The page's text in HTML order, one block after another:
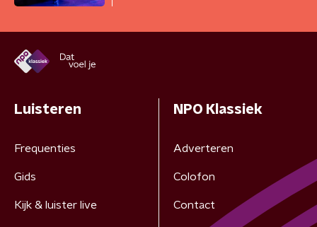
Luisteren
Frequenties
Gids
Kijk & luister live
NPO Klassiek
Adverteren
Colofon
Contact